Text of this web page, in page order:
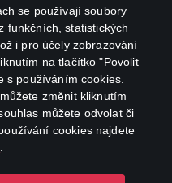
se používají soubory
funkčních, statistických
i pro účely zobrazování
na tlačítko "Povolit
s používáním cookies.
změnit kliknutím
můžete odvolat či
cookies najdete